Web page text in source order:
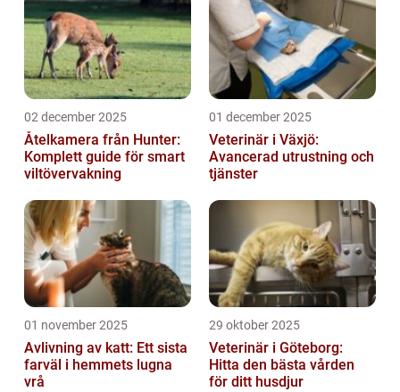
02 december 2025
Åtelkamera från Hunter:
Komplett guide för smart
viltövervakning
01 december 2025
Veterinär i Växjö:
Avancerad utrustning och
tjänster
01 november 2025
Avlivning av katt: Ett sista
farväl i hemmets lugna
vrå
29 oktober 2025
Veterinär i Göteborg:
Hitta den bästa vården
för ditt husdjur